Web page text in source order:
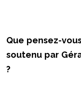
Que pensez-
soutenu par
?